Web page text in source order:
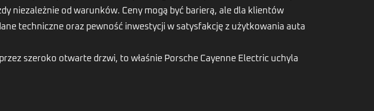
niezależnie od warunków. Ceny mogą być barierą, ale dla klientów
techniczne oraz pewność inwestycji w satysfakcję z użytkowania auta
szeroko otwarte drzwi, to właśnie Porsche Cayenne Electric uchyla